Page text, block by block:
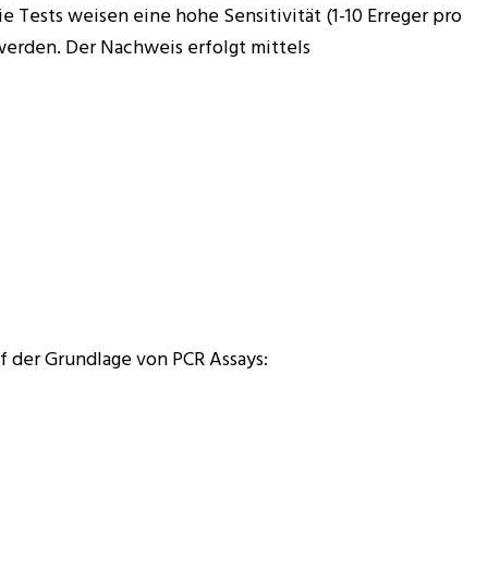
Tests weisen eine hohe Sensitivität (1-10 Erreger pro
Der Nachweis erfolgt mittels
Grundlage von PCR Assays: